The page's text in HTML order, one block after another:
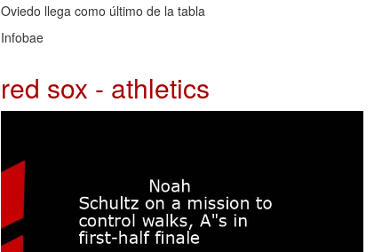
Oviedo llega como último de la tabla
Infobae
red sox - athletics